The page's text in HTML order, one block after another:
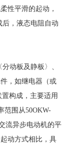
性平滑的起动，
，液态电阻自动
动板及静板〉、
，如继电器（或
构成，主要适用
范围从50OKW-
流异步电动机的平
动方式相比，具